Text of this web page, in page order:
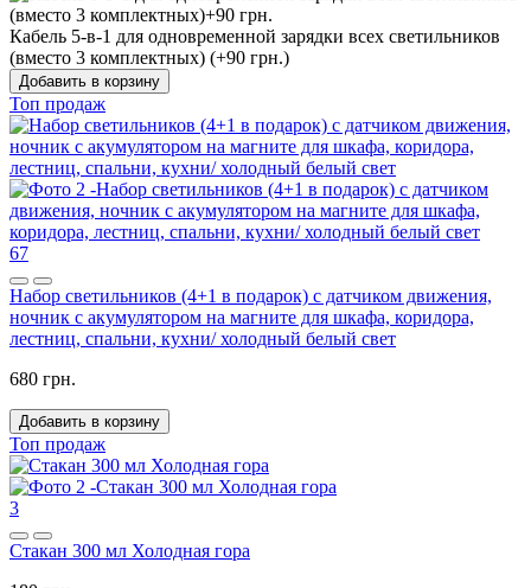
Кабель 5-в-1 для одновременной зарядки всех светильников
(вместо 3 комплектных) (+90 грн.)
Добавить в корзину
Топ продаж
67
Набор светильников (4+1 в подарок) с датчиком движения,
ночник с акумулятором на магните для шкафа, коридора,
лестниц, спальни, кухни/ холодный белый свет
680 грн.
Добавить в корзину
Топ продаж
3
Стакан 300 мл Холодная гора